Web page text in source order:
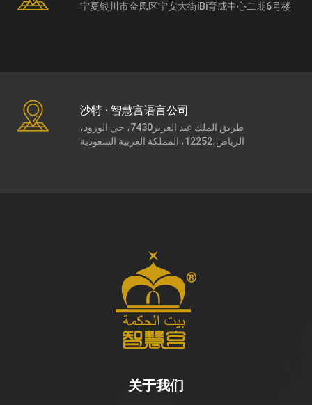
宁夏银川市金凤区宁安大街iBi育成中心二期6号楼
沙特 · 智慧宫语言公司
طريق الملك عبد العزيز7430، حي الورود،
الرياض،12252، المملكة العربية السعودية
关于我们